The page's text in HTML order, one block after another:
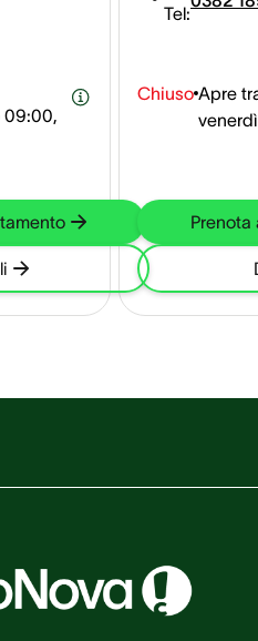
09:00,
Tel:
Chiuso Apre
venerdì